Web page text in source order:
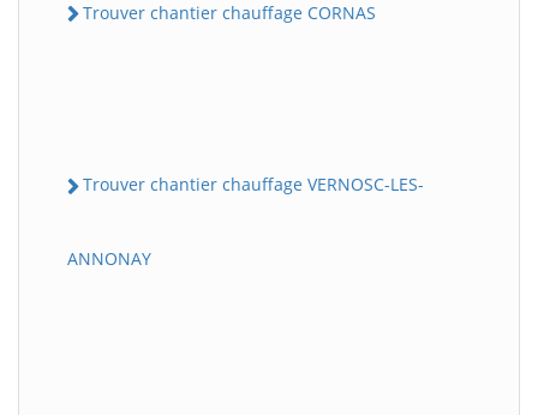
Trouver chantier chauffage CORNAS
Trouver chantier chauffage VERNOSC-LES-
ANNONAY